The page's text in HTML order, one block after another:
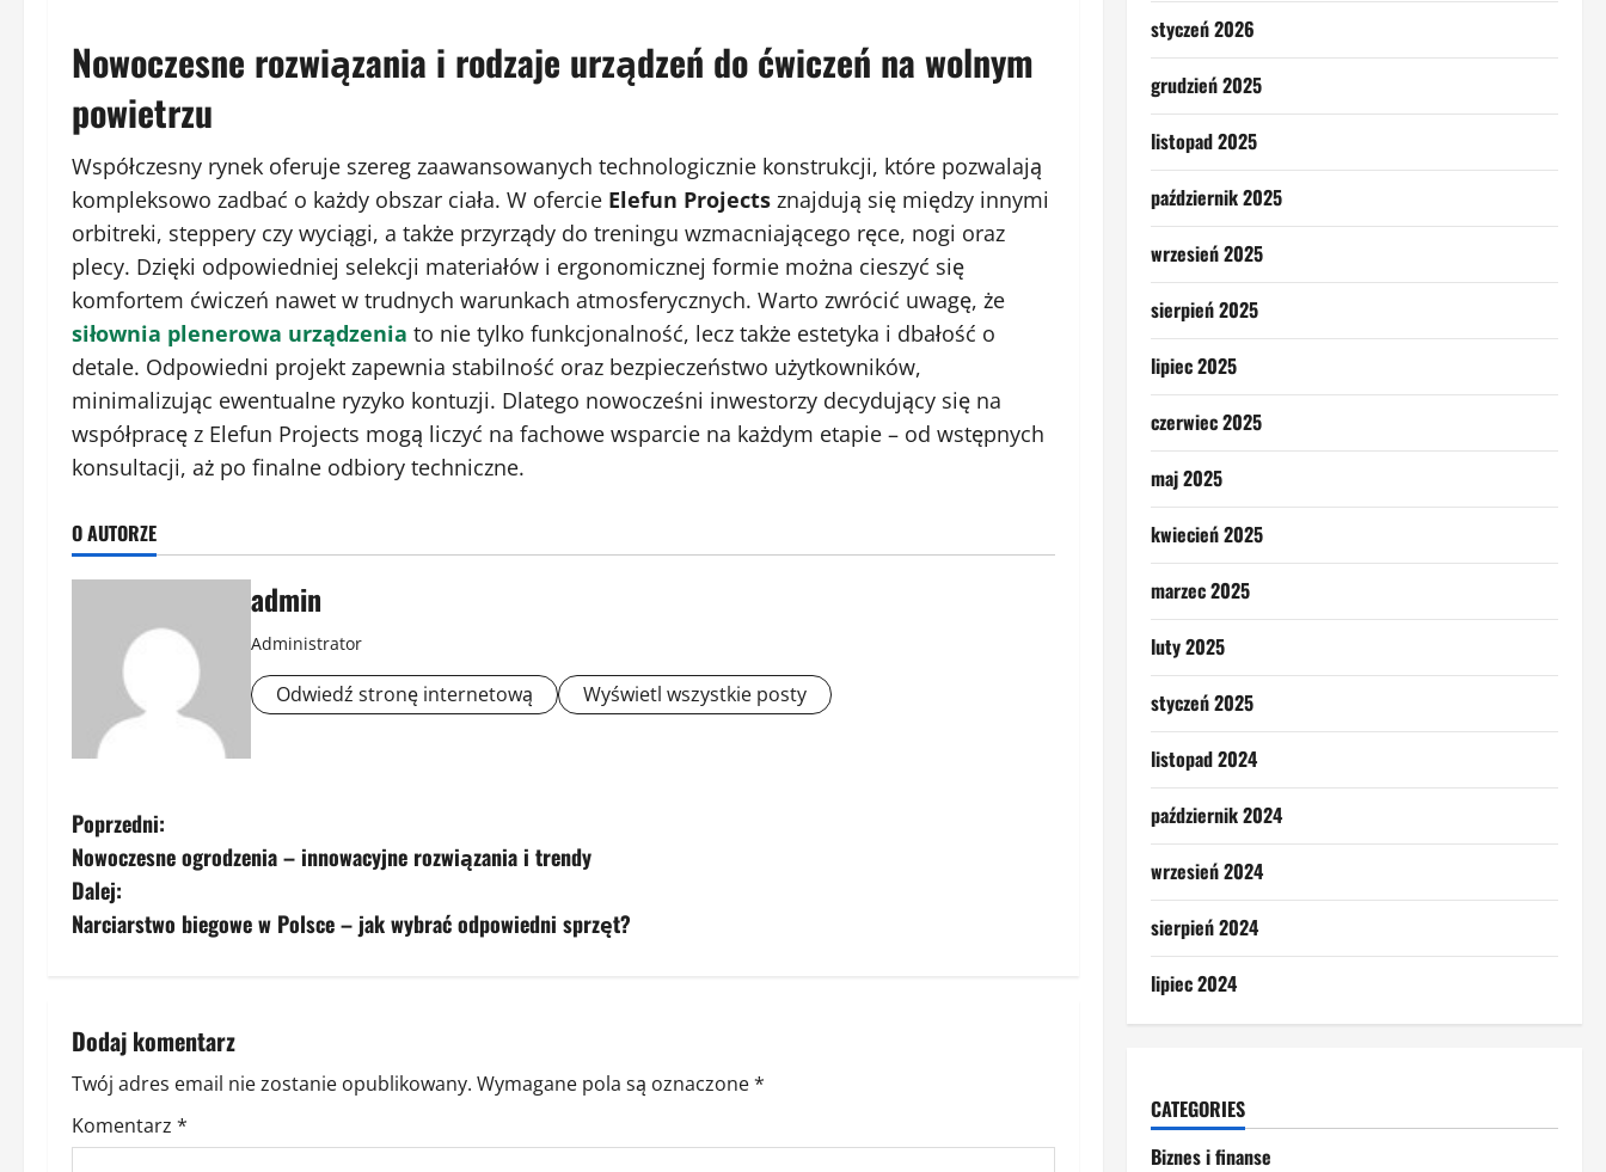
Nowoczesne rozwiązania i rodzaje urządzeń do ćwiczeń na wolnym
powietrzu
Współczesny rynek oferuje szereg zaawansowanych technologicznie konstrukcji, które pozwalają
kompleksowo zadbać o każdy obszar ciała. W ofercie Elefun Projects znajdują się między innymi
orbitreki, steppery czy wyciągi, a także przyrządy do treningu wzmacniającego ręce, nogi oraz
plecy. Dzięki odpowiedniej selekcji materiałów i ergonomicznej formie można cieszyć się
komfortem ćwiczeń nawet w trudnych warunkach atmosferycznych. Warto zwrócić uwagę, że
siłownia plenerowa urządzenia to nie tylko funkcjonalność, lecz także estetyka i dbałość o
detale. Odpowiedni projekt zapewnia stabilność oraz bezpieczeństwo użytkowników,
minimalizując ewentualne ryzyko kontuzji. Dlatego nowocześni inwestorzy decydujący się na
współpracę z Elefun Projects mogą liczyć na fachowe wsparcie na każdym etapie – od wstępnych
konsultacji, aż po finalne odbiory techniczne.
O AUTORZE
admin
Administrator
Odwiedź stronę internetową Wyświetl wszystkie posty
Z
o
b
c
z
w
Poprzedni:
Nowoczesne ogrodzenia – innowacyjne rozwiązania i trendy
Dalej:
Narciarstwo biegowe w Polsce – jak wybrać odpowiedni sprzęt?
Dodaj komentarz
Twój adres email nie zostanie opublikowany. Wymagane pola są oznaczone*
Komentarz *
styczeń 2026
grudzień 2025
listopad 2025
październik 2025
wrzesień 2025
sierpień 2025
lipiec 2025
czerwiec 2025
maj 2025
kwiecień 2025
marzec 2025
luty 2025
styczeń 2025
listopad 2024
październik 2024
wrzesień 2024
sierpień 2024
lipiec 2024
CATEGORIES
Biznes i finanse